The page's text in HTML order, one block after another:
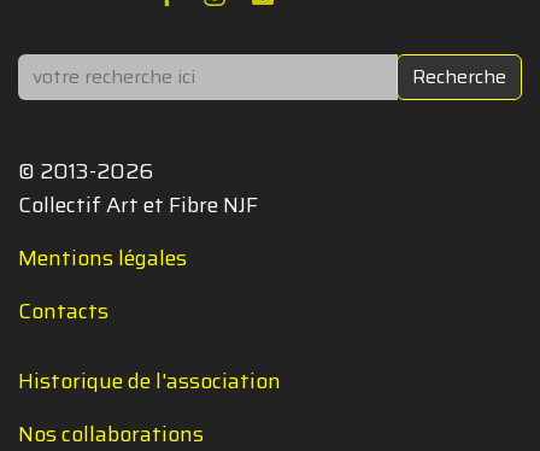
Rechercher Recherche
© 2013-2026
Collectif Art et Fibre NJF
Mentions légales
Contacts
Historique de l'association
Nos collaborations